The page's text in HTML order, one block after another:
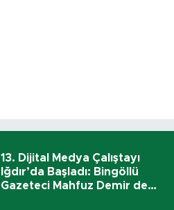
13. Dijital Medya Çalıştayı
Iğdır’da Başladı: Bingöllü
Gazeteci Mahfuz Demir de